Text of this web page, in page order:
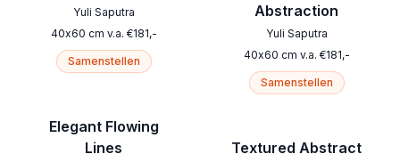
Yuli Saputra
40x60 cm v.a. €181,-
Samenstellen
Elegant Flowing
Lines
Abstraction
Yuli Saputra
40x60 cm v.a. €181,-
Samenstellen
Textured Abstract